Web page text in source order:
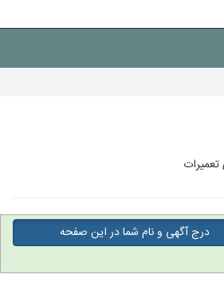
درج آگهی و نام شما در این صفحه